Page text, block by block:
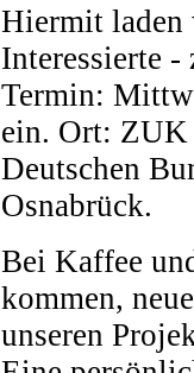
Hiermit laden
Interessierte
Termin:
ein. Ort:
Deutschen
Osnabrück.
Bei Kaffee
kommen,
unseren